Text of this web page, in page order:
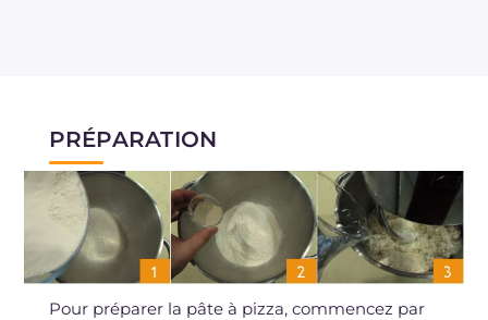
PRÉPARATION
Pour préparer la pâte à pizza, commencez par